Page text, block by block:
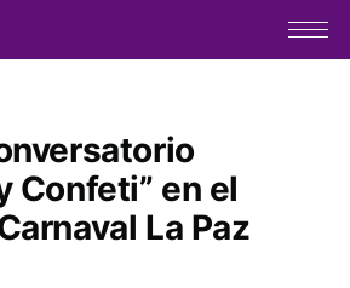
Confeti” en el
La Paz